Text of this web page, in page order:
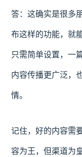
答：这确实是很多
布这样的功能，就
只需简单设置，一
内容传播更广泛，
情。
记住，好的内容需
容为王，但渠道为